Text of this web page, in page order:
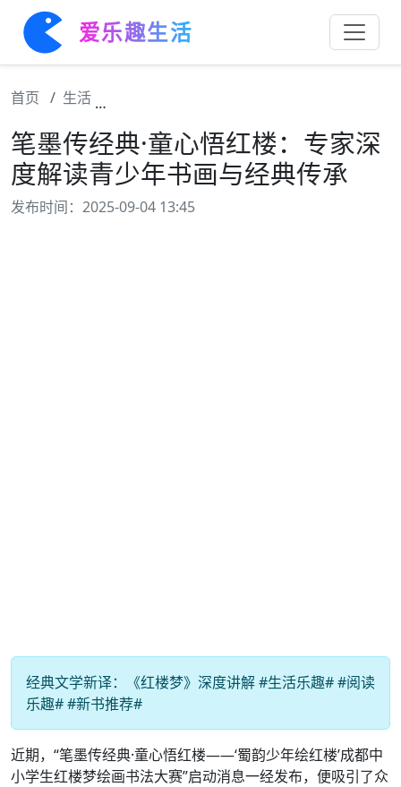
爱乐趣生活
首页 生活
笔墨传经典·童心悟红楼：专家深
度解读青少年书画与经典传承
发布时间：2025-09-04 13:45
经典文学新译：《红楼梦》深度讲解 #生活乐趣# #阅读
乐趣# #新书推荐#
近期，“笔墨传经典·童心悟红楼——‘蜀韵少年绘红楼’成都中
小学生红楼梦绘画书法大赛”启动消息一经发布，便吸引了众